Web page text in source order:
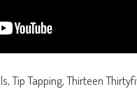
Tip Tapping, Thirteen